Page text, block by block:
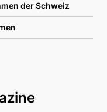
der Schweiz